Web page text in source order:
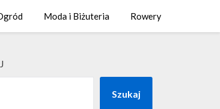
Moda i Biżuteria Rowery
Szukaj